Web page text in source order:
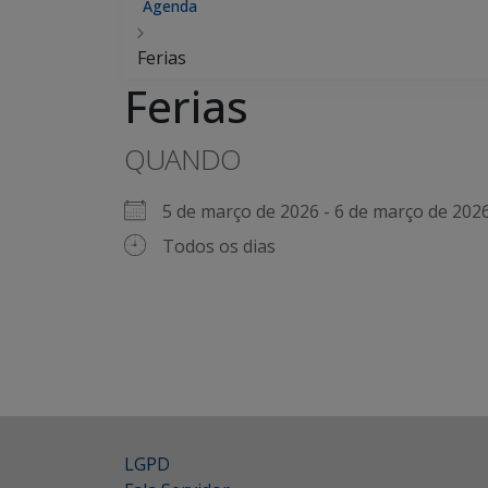
Agenda
Ferias
Ferias
QUANDO
5 de março de 2026 - 6 de março de
Todos os dias
LGPD